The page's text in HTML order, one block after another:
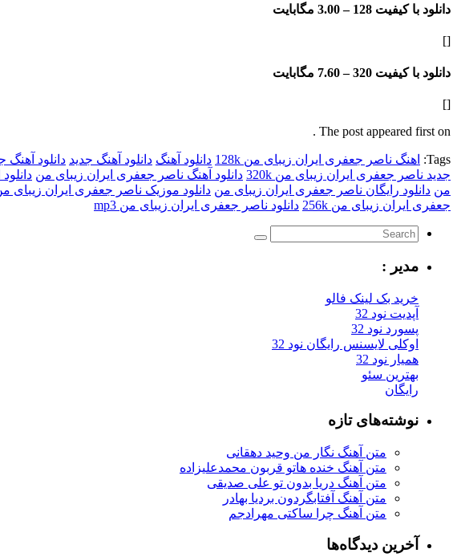
دانلود با کیفیت 128 – 3.00 مگابایت
[]
دانلود با کیفیت 320 – 7.60 مگابایت
[]
The post appeared first on .
Tags: اهنگ ناصر جعفری ایران زیبای من 128k دانلود آهنگ دانلود آهنگ جدید دانلود
جدید ناصر جعفری ایران زیبای من 320k
دانلود آهنگ ناصر جعفری ایران زیبای من
من دانلود رایگان ناصر جعفری ایران زیبای من دانلود موزیک ناصر جعفری ایران زیبای
جعفری ایران زیبای من 256k
دانلود ناصر جعفری ایران زیبای من mp3
مدیر :
خرید بک لینک فالو
آپدیت نود 32
پسورد نود 32
اوکلی لایسنس رایگان نود 32
همیار نود 32
بهترین سئو
رایگان
نوشته‌های تازه
متن آهنگ نگار من وحید دهقانی
متن آهنگ خنده هاتو قربون محمدعلیزاده
متن آهنگ دریا بدون تو علی صدیقی
متن آهنگ آفتابگردون بردیا بهادر
متن آهنگ چرا ساکتی مهرادجم
آخرین دیدگاه‌ها